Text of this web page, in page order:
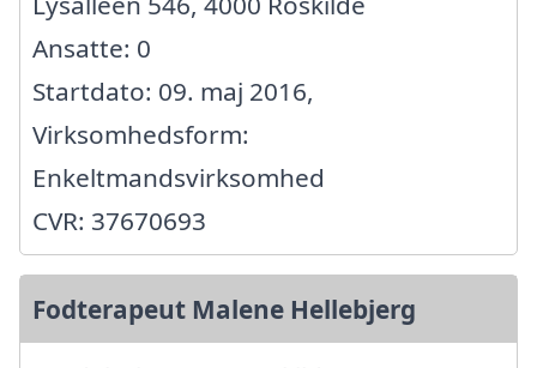
Ansatte: 0
Startdato: 09. maj 2016,
Virksomhedsform:
Enkeltmandsvirksomhed
CVR: 37670693
Fodterapeut Malene Hellebjerg